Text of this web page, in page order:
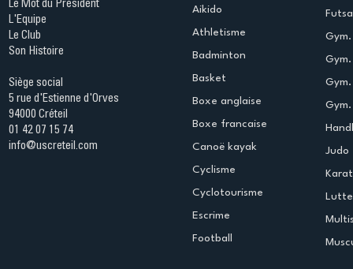
Le Mot du Président
L'Equipe
Le Club
Son Histoire
Siège social
5 rue d'Estienne d'Orves
94000 Créteil
01 42 07 15 74
info@uscreteil.com
Aikido
Athletisme
Badminton
Basket
Boxe anglaise
Boxe francaise
Canoë kayak
Cyclisme
Cyclotourisme
Escrime
Football
Judo
Lutte